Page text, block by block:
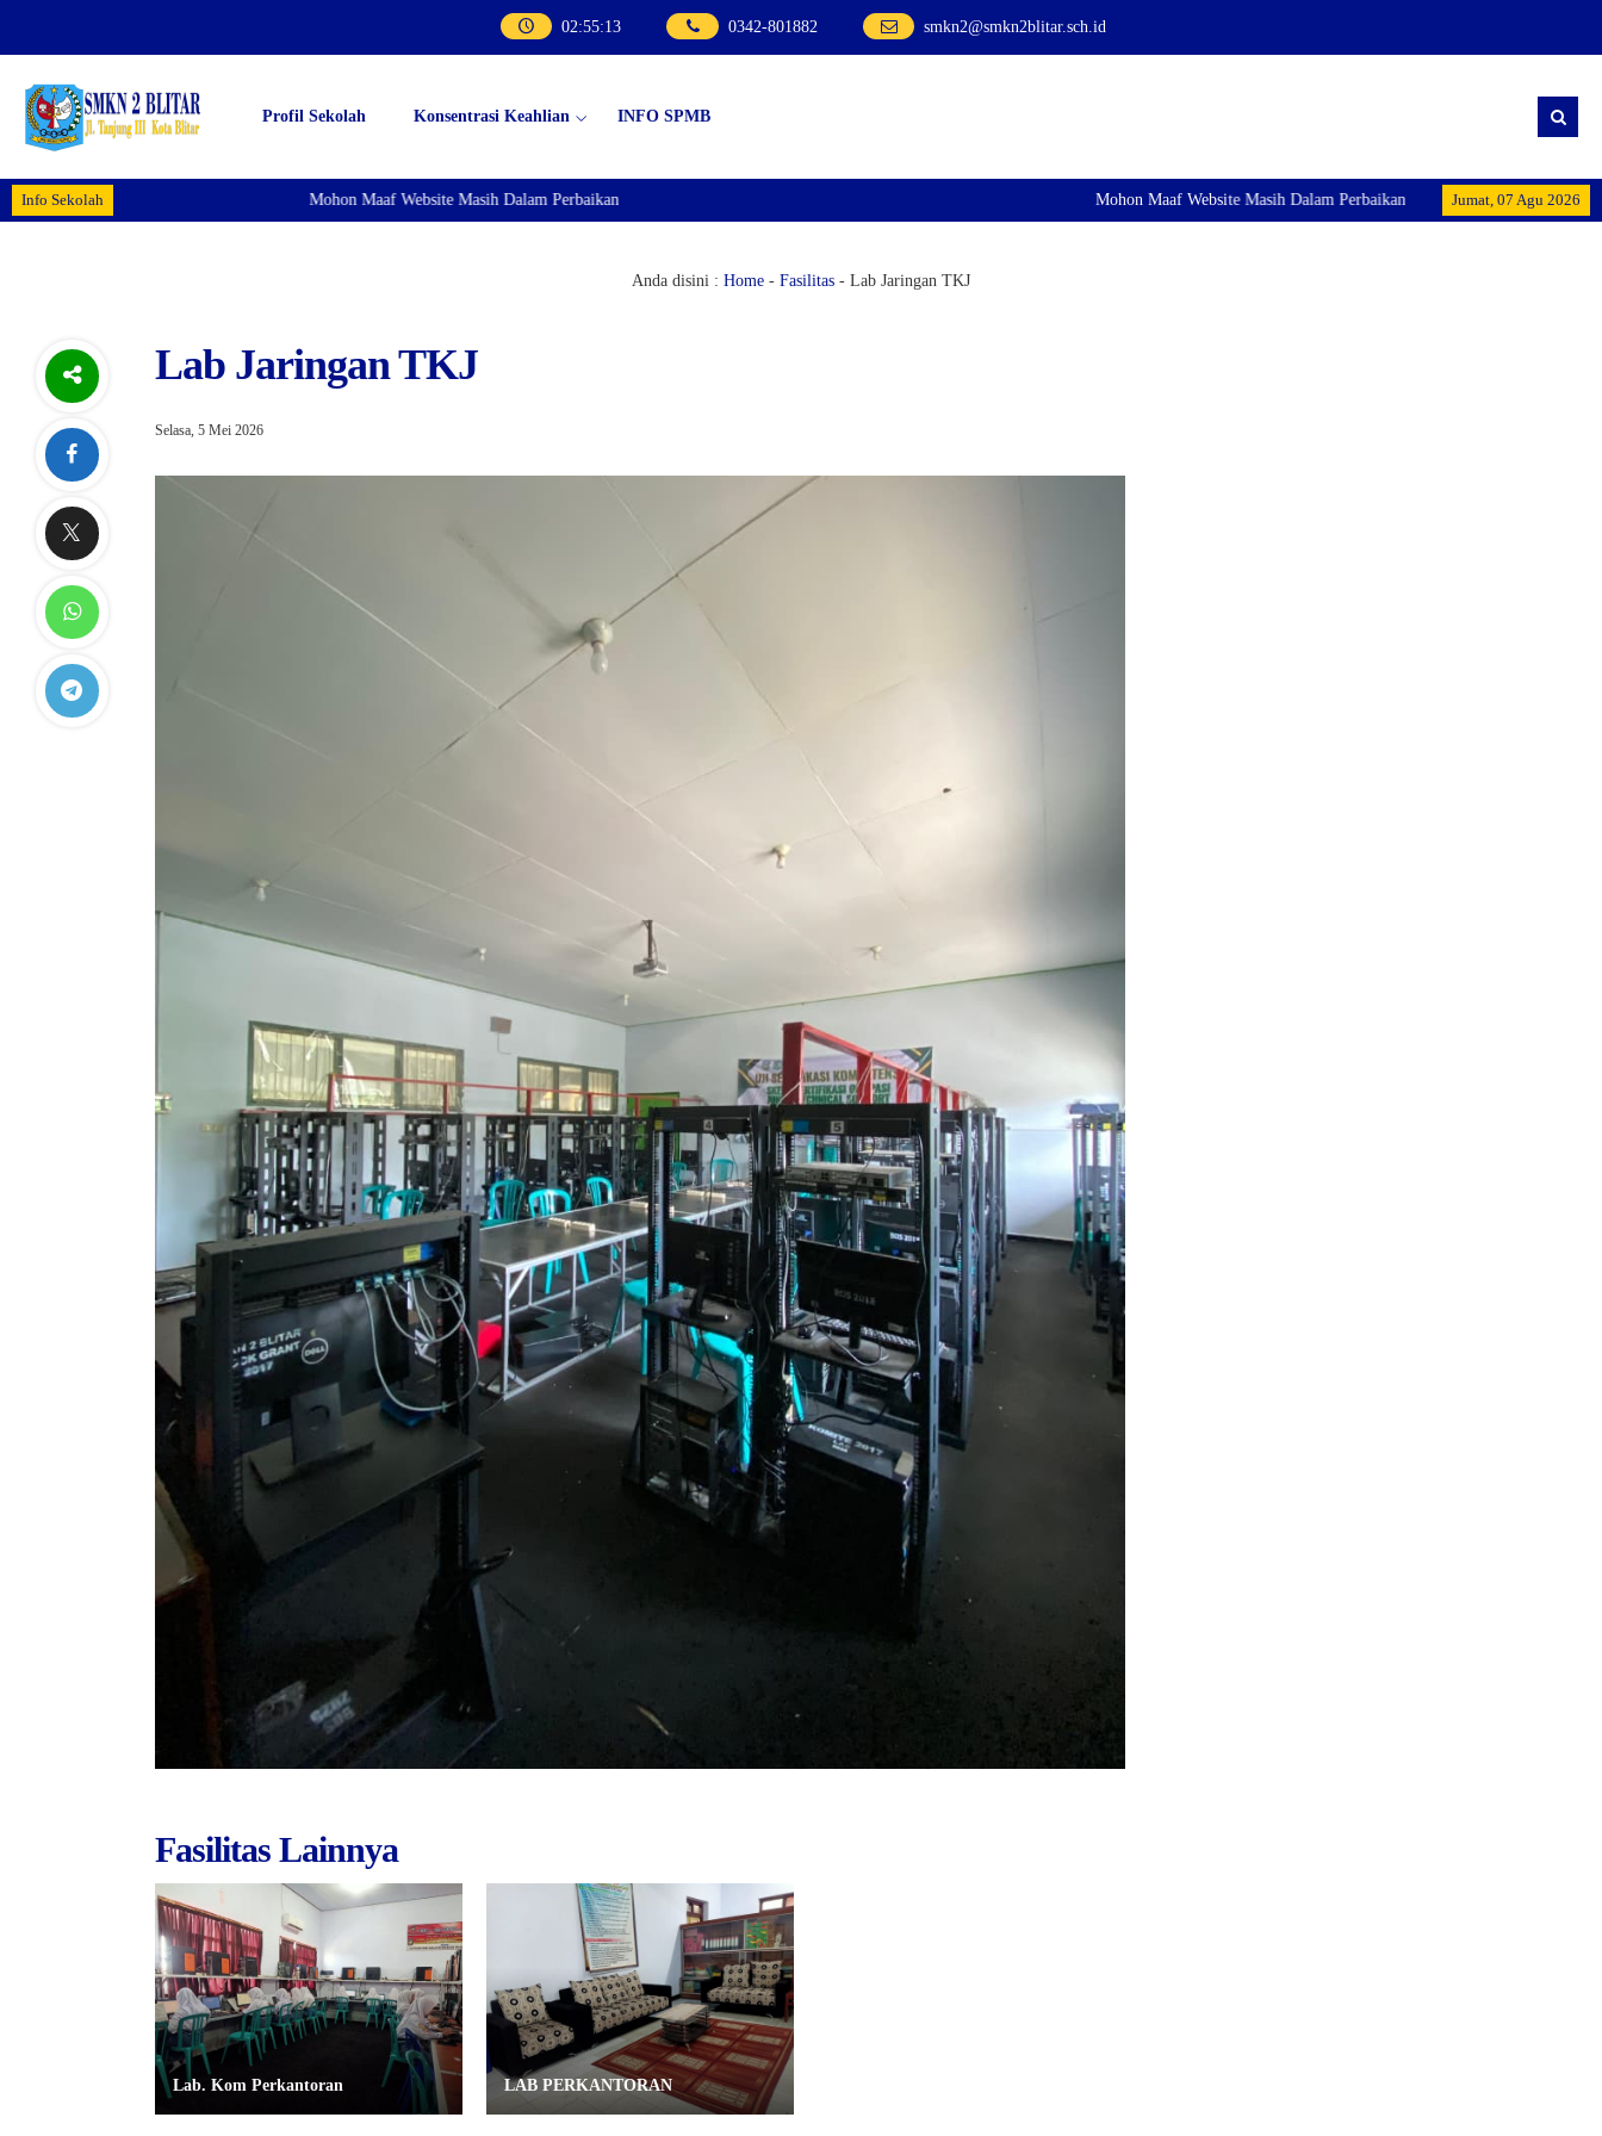
02:55:13 0342-801882 smkn2@smkn2blitar.sch.id
Profil Sekolah Konsentrasi Keahlian INFO SPMB
Info Sekolah Jumat, 07 Agu 2026
Mohon Maaf Website Masih Dalam Perbaikan
Mohon Maaf Website Masih Dalam Perbaikan
Anda disini : Home - Fasilitas - Lab Jaringan TKJ
Lab Jaringan TKJ
Selasa, 5 Mei 2026
Fasilitas Lainnya
Lab. Kom Perkantoran LAB PERKANTORAN